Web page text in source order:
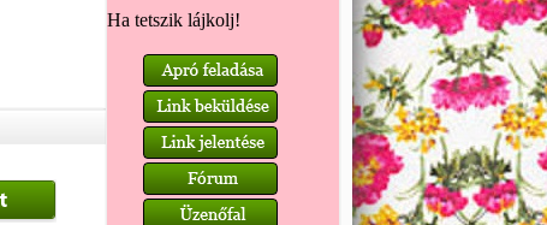
Ha tetszik lájkolj!